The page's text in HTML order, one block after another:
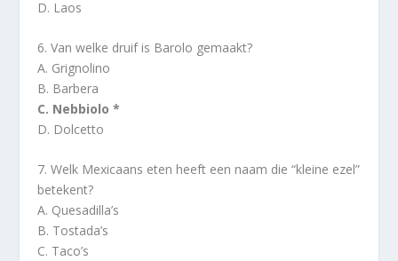
D. Laos
6. Van welke druif is Barolo gemaakt?
A. Grignolino
B. Barbera
C. Nebbiolo *
D. Dolcetto
7. Welk Mexicaans eten heeft een naam die “kleine ezel”
betekent?
A. Quesadilla’s
B. Tostada’s
C. Taco’s